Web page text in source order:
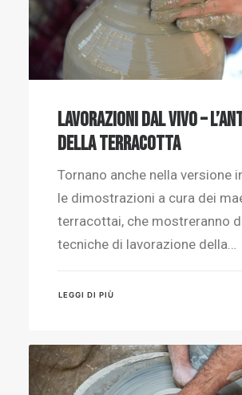
Lavorazioni dal vivo –
della terracotta
Tornano anche nella versione
le dimostrazioni a cura dei
terracottai, che mostreranno
tecniche di lavorazione della…
LEGGI DI PIÙ